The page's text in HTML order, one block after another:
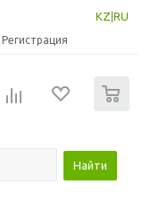
KZ RU
Регистрация
Найти